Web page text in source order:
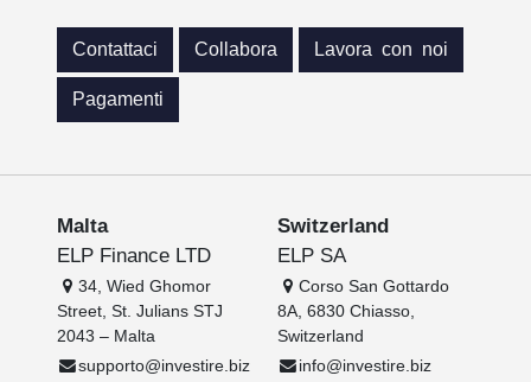
Contattaci Collabora Lavora con noi
Pagamenti
Malta
ELP Finance LTD
34, Wied Ghomor
Street, St. Julians STJ
2043 – Malta
supporto@investire.biz
Switzerland
ELP SA
Corso San Gottardo
8A, 6830 Chiasso,
Switzerland
info@investire.biz